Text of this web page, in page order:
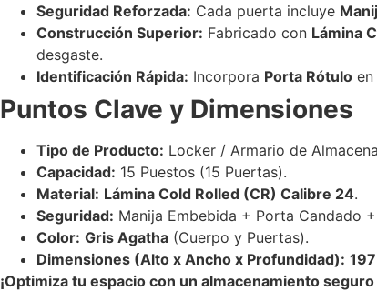
Seguridad Reforzada: Cada puerta incluye
Construcción Superior: Fabricado con Lámina
desgaste.
Identificación Rápida: Incorpora Porta Rótulo
Puntos Clave y Dimensiones
Tipo de Producto: Locker / Armario de
Capacidad: 15 Puestos (15 Puertas).
Material: Lámina Cold Rolled (CR) Calibre 24.
Seguridad: Manija Embebida + Porta Candado
Color: Gris Agatha (Cuerpo y Puertas).
Dimensiones (Alto x Ancho x Profundidad):
¡Optimiza tu espacio con un almacenamiento